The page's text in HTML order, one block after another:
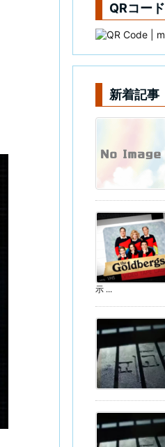
QRコード
新着記事
示 ...